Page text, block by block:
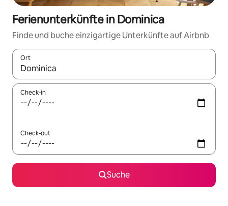
Ferienunterkünfte in Dominica
Finde und buche einzigartige Unterkünfte auf Airbnb
Ort
Wenn Ergebnisse verfügbar sind, navigiere mit den
Check-in
Check-out
Suche